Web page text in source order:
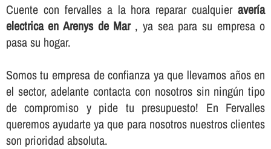
Cuente con fervalles a la hora reparar cualquieraverí­a
electrica en Arenys de Mar, ya sea para su empresa o
pasa su hogar.
Somos tu empresa de confianza ya que llevamos años en
el sector, adelante contacta con nosotros sin ningún tipo
de compromiso y pide tu presupuesto! En Fervalles
queremos ayudarte ya que para nosotros nuestros clientes
son prioridad absoluta.